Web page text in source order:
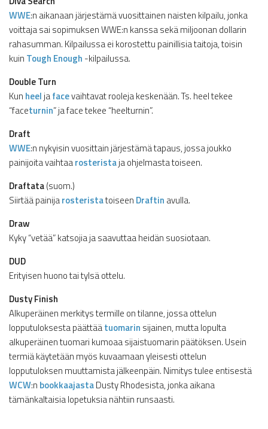
WWE:n aikanaan järjestämä vuosittainen naisten kilpailu, jonka
voittaja sai sopimuksen WWE:n kanssa sekä miljoonan dollarin
rahasumman. Kilpailussa ei korostettu painillisia taitoja, toisin
kuin Tough Enough -kilpailussa.
Double Turn
Kun heel jafacevaihtavat rooleja keskenään. Ts. heel tekee
“faceturnin” ja face tekee “heelturnin”.
Draft
WWE:n nykyisin vuosittain järjestämä tapaus, jossa joukko
painijoita vaihtaarosteristaja ohjelmasta toiseen.
Draftata(suom.)
Siirtää painijarosteristatoiseen Draftin avulla.
Draw
Kyky “vetää” katsojia ja saavuttaa heidän suosiotaan.
DUD
Erityisen huono tai tylsä ottelu.
Dusty Finish
Alkuperäinen merkitys termille on tilanne, jossa ottelun
lopputuloksesta päättäätuomarin sijainen, mutta lopulta
alkuperäinen tuomari kumoaa sijaistuomarin päätöksen. Usein
termiä käytetään myös kuvaamaan yleisesti ottelun
lopputuloksen muuttamista jälkeenpäin. Nimitys tulee entisestä
WCW:n bookkaajastaDusty Rhodesista, jonka aikana
tämänkaltaisia lopetuksia nähtiin runsaasti.